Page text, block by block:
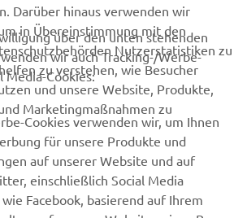
Darüber hinaus verwenden wir
in Übereinstimmung mit den
Nutzerstatistiken zu
zu verstehen, wie Besucher
und unsere Website, Produkte,
Marketingmaßnahmen zu
über den unten stehenden
wir auch Tracking-/Werbe-
Media-Cookies:
Cookies verwenden wir, um Ihnen
für unsere Produkte und
auf unserer Website und auf
einschließlich Social Media
Facebook, basierend auf Ihrem